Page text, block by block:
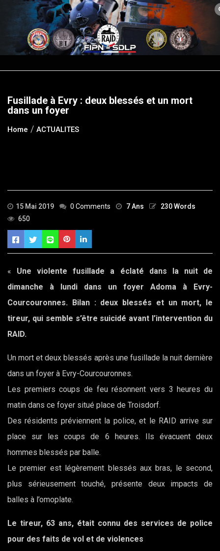
content
Fusillade à Evry : deux blessés et un mort
dans un foyer
Home ACTUALITES
15 Mai 2019 0 Comments 7 Ans
230 Words
650
« Une violente fusillade a éclaté dans la nuit de
dimanche à lundi dans un foyer Adoma à Evry-
Courcouronnes. Bilan : deux blessés et un mort, le
tireur, qui semble s’être suicidé avant l’intervention du
RAID.
Un mort et deux blessés après une fusillade la nuit dernière
dans un foyer à Evry-Courcouronnes.
Les premiers coups de feu résonnent vers 3 heures du
matin dans ce foyer situé place de Troisdorf.
Des résidents préviennent la police, et le RAID arrive sur
place sur les coups de 6 heures. Ils évacuent deux
hommes blessés par balle.
Le premier est légèrement blessés aux bras, le second,
plus sérieusement touché, présente deux impacts de
balles à l’omoplate.
Le tireur, 63 ans, était connu des services de police
pour des faits de vol et de violences